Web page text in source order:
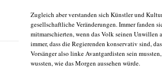
Zugleich aber verstanden sich Künstler und
gesellschaftliche Veränderungen. Immer fanden
mitmarschierten, wenn das Volk seinen Unwillen
immer, dass die Regierenden konservativ sind,
Vorsänger also linke Avantgardisten sein
wussten, wie das Morgen aussehen würde.